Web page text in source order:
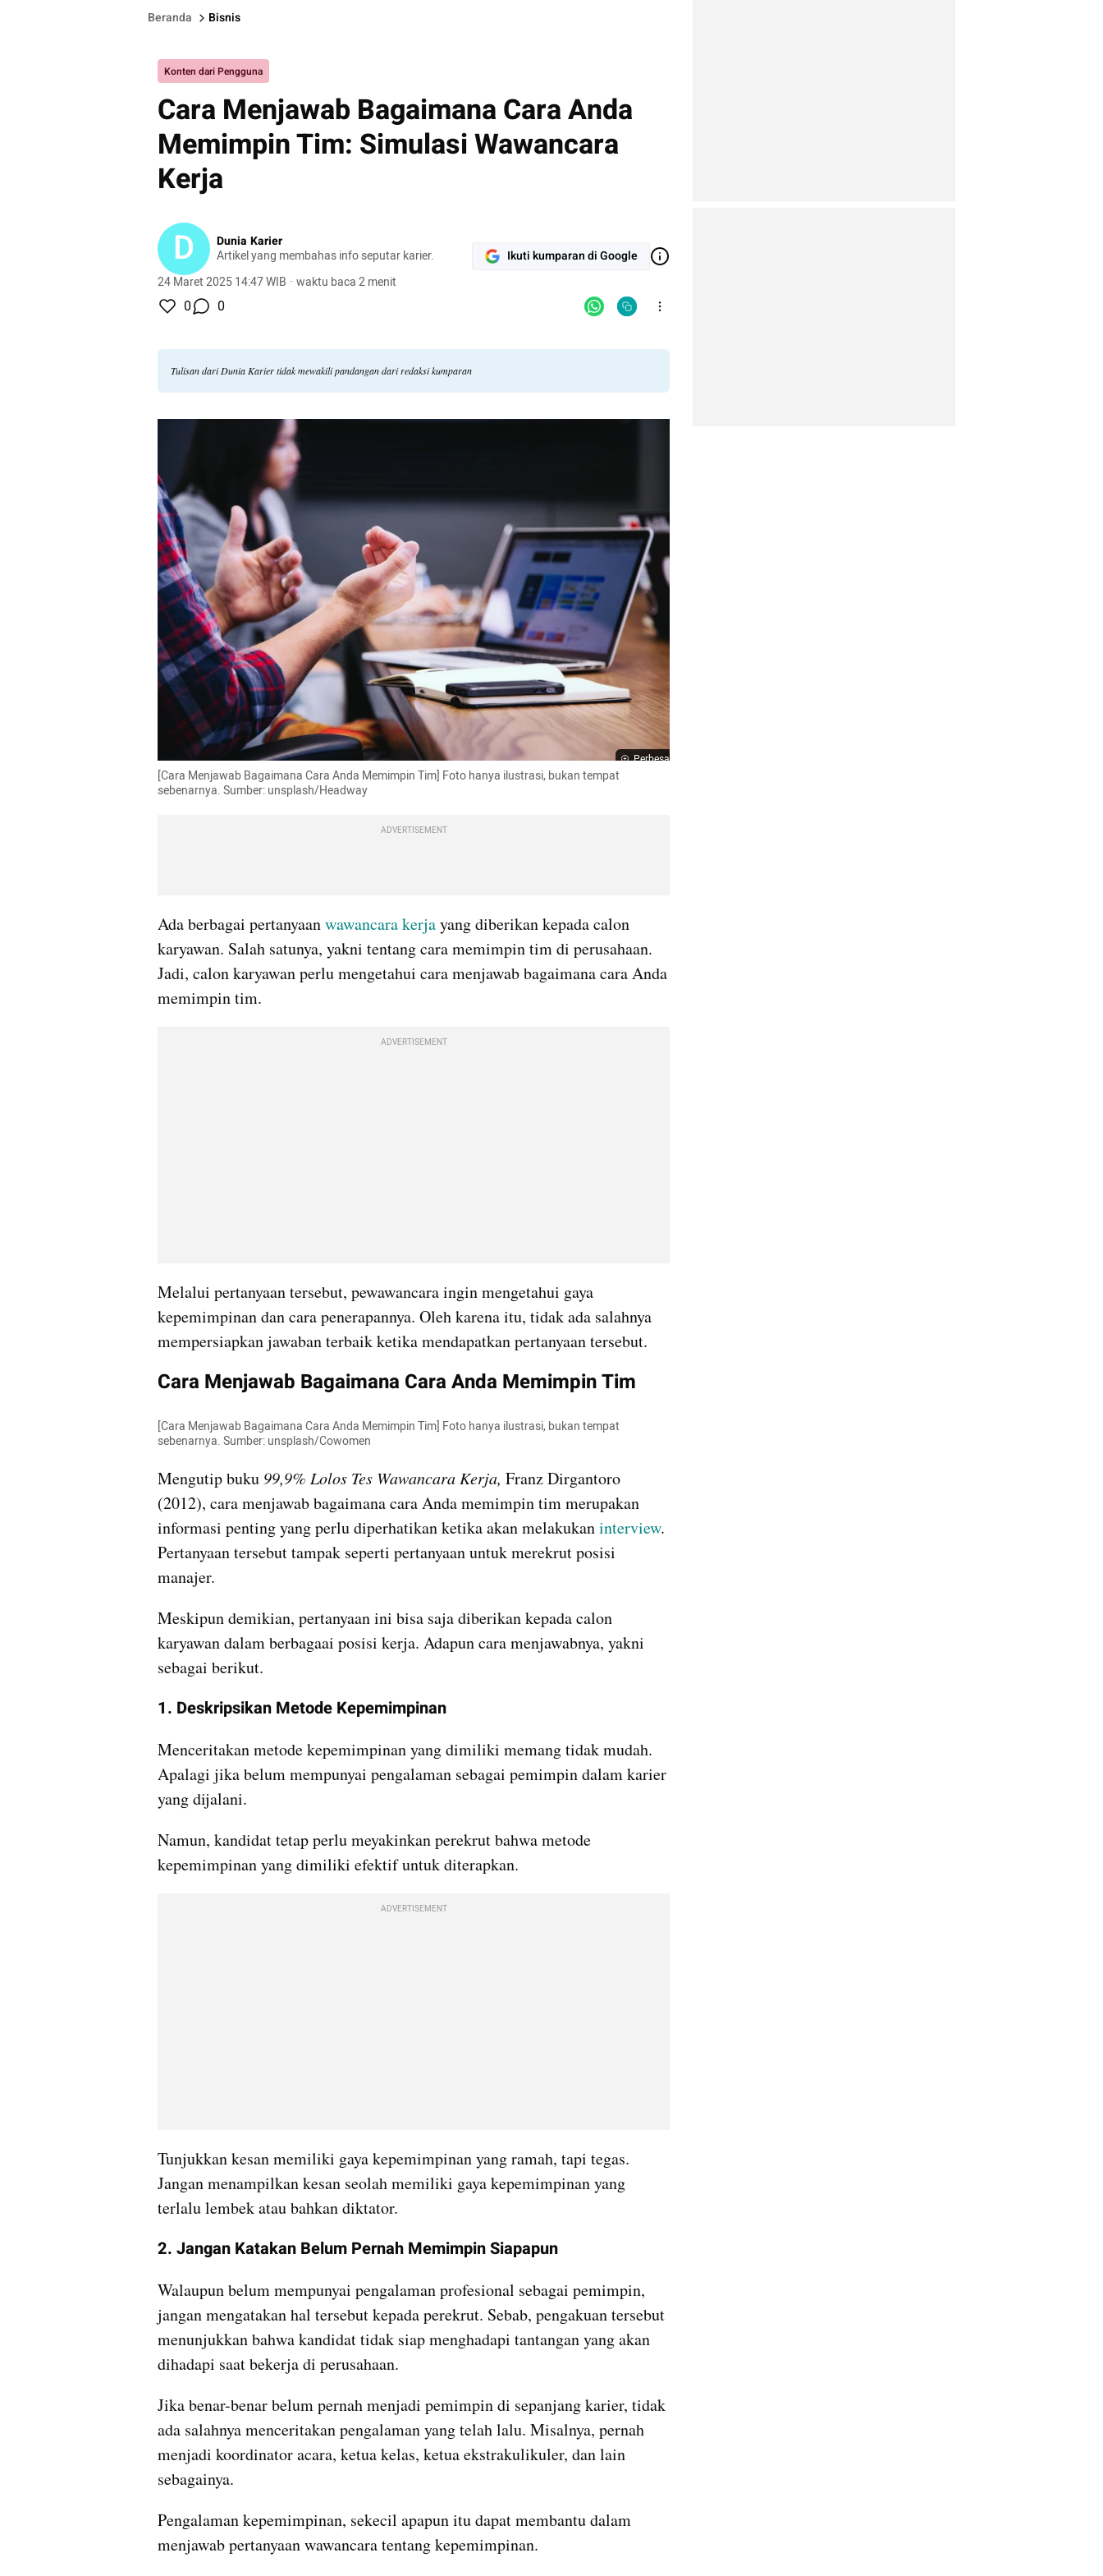
Beranda Bisnis
Konten dari Pengguna
Cara Menjawab Bagaimana Cara Anda
Memimpin Tim: Simulasi Wawancara
Kerja
D
Dunia Karier
Artikel yang membahas info seputar karier.
24 Maret 2025 14:47 WIB · waktu baca 2 menit
Ikuti kumparan di Google
0 0
Tulisan dari Dunia Karier tidak mewakili pandangan dari redaksi kumparan
Perbesar
[Cara Menjawab Bagaimana Cara Anda Memimpin Tim] Foto hanya ilustrasi, bukan tempat
sebenarnya. Sumber: unsplash/Headway
ADVERTISEMENT
Ada berbagai pertanyaan wawancara kerja yang diberikan kepada calon
karyawan. Salah satunya, yakni tentang cara memimpin tim di perusahaan.
Jadi, calon karyawan perlu mengetahui cara menjawab bagaimana cara Anda
memimpin tim.
ADVERTISEMENT
Melalui pertanyaan tersebut, pewawancara ingin mengetahui gaya
kepemimpinan dan cara penerapannya. Oleh karena itu, tidak ada salahnya
mempersiapkan jawaban terbaik ketika mendapatkan pertanyaan tersebut.
Cara Menjawab Bagaimana Cara Anda Memimpin Tim
[Cara Menjawab Bagaimana Cara Anda Memimpin Tim] Foto hanya ilustrasi, bukan tempat
sebenarnya. Sumber: unsplash/Cowomen
Mengutip buku 99,9% Lolos Tes Wawancara Kerja, Franz Dirgantoro
(2012), cara menjawab bagaimana cara Anda memimpin tim merupakan
informasi penting yang perlu diperhatikan ketika akan melakukan interview.
Pertanyaan tersebut tampak seperti pertanyaan untuk merekrut posisi
manajer.
Meskipun demikian, pertanyaan ini bisa saja diberikan kepada calon
karyawan dalam berbagaai posisi kerja. Adapun cara menjawabnya, yakni
sebagai berikut.
1. Deskripsikan Metode Kepemimpinan
Menceritakan metode kepemimpinan yang dimiliki memang tidak mudah.
Apalagi jika belum mempunyai pengalaman sebagai pemimpin dalam karier
yang dijalani.
Namun, kandidat tetap perlu meyakinkan perekrut bahwa metode
kepemimpinan yang dimiliki efektif untuk diterapkan.
ADVERTISEMENT
Tunjukkan kesan memiliki gaya kepemimpinan yang ramah, tapi tegas.
Jangan menampilkan kesan seolah memiliki gaya kepemimpinan yang
terlalu lembek atau bahkan diktator.
2. Jangan Katakan Belum Pernah Memimpin Siapapun
Walaupun belum mempunyai pengalaman profesional sebagai pemimpin,
jangan mengatakan hal tersebut kepada perekrut. Sebab, pengakuan tersebut
menunjukkan bahwa kandidat tidak siap menghadapi tantangan yang akan
dihadapi saat bekerja di perusahaan.
Jika benar-benar belum pernah menjadi pemimpin di sepanjang karier, tidak
ada salahnya menceritakan pengalaman yang telah lalu. Misalnya, pernah
menjadi koordinator acara, ketua kelas, ketua ekstrakulikuler, dan lain
sebagainya.
Pengalaman kepemimpinan, sekecil apapun itu dapat membantu dalam
menjawab pertanyaan wawancara tentang kepemimpinan.